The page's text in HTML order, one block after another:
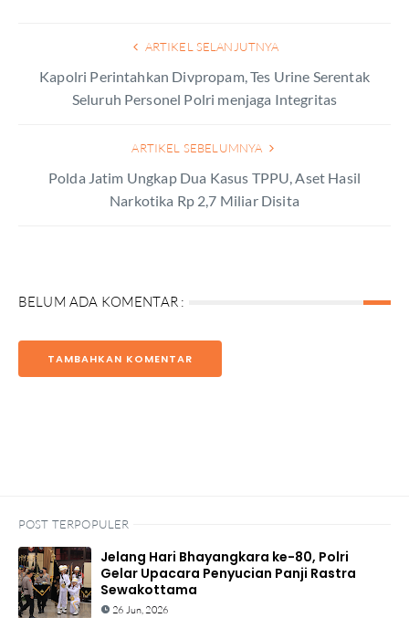
ARTIKEL SELANJUTNYA
Kapolri Perintahkan Divpropam, Tes Urine Serentak
Seluruh Personel Polri menjaga Integritas
ARTIKEL SEBELUMNYA
Polda Jatim Ungkap Dua Kasus TPPU, Aset Hasil
Narkotika Rp 2,7 Miliar Disita
BELUM ADA KOMENTAR :
TAMBAHKAN KOMENTAR
POST TERPOPULER
Jelang Hari Bhayangkara ke-80, Polri
Gelar Upacara Penyucian Panji Rastra
Sewakottama
26 Jun, 2026